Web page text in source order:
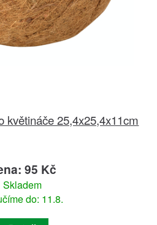
květináče 25,4x25,4x11cm
95 Kč
Skladem
do: 11.8.